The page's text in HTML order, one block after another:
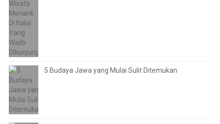
5 Budaya Jawa yang Mulai Sulit Ditemukan